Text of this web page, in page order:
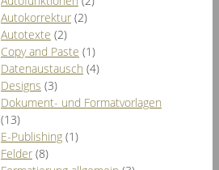
Autokorrektur (2)
Autotexte (2)
Copy and Paste (1)
Datenaustausch (4)
Designs (3)
Dokument- und Formatvorlagen
(13)
E-Publishing (1)
Felder (8)